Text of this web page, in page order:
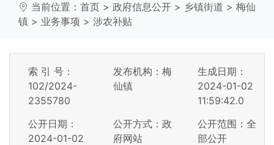
当前位置： 首页 > 政府信息公开 > 乡镇街道 > 梅仙
镇 > 业务事项 > 涉农补贴
索 引 号：
102/2024-
2355780
发布机构：梅
仙镇
生成日期：
2024-01-02
11:59:42.0
公开日期：
2024-01-02
公开方式：政
府网站
公开范围：全
部公开